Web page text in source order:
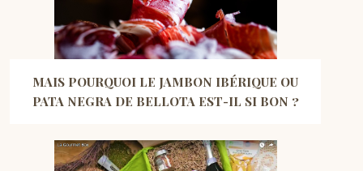
MAIS POURQUOI LE JAMBON IBÉRIQUE OU
PATA NEGRA DE BELLOTA EST-IL SI BON ?